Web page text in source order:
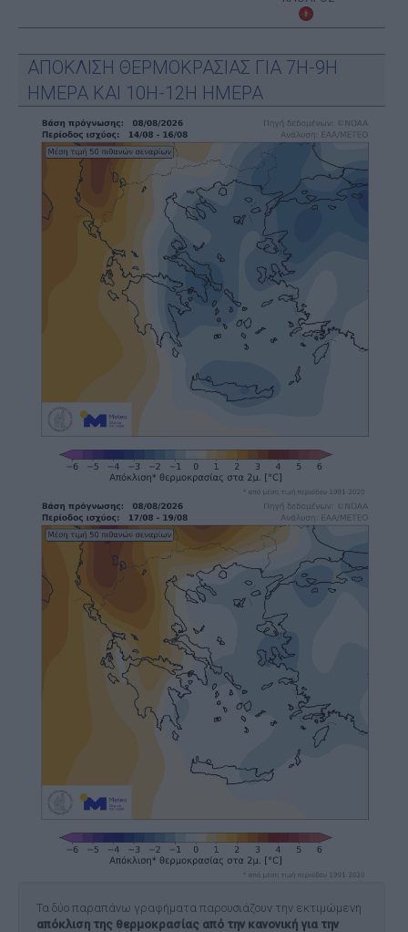
ΑΠΟΚΛΙΣΗ ΘΕΡΜΟΚΡΑΣΙΑΣ ΓΙΑ 7Η-9Η
ΗΜΕΡΑ ΚΑΙ 10Η-12Η ΗΜΕΡΑ
Τα δύο παραπάνω γραφήματα παρουσιάζουν την εκτιμώμενη
απόκλιση της θερμοκρασίας από την κανονική για την